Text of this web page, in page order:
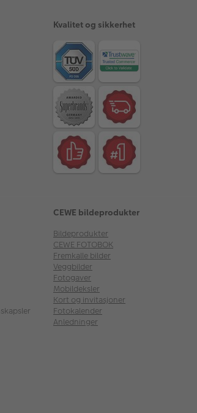
Kvalitet og sikkerhet
CEWE bildeprodukter
Bildeprodukter
CEWE FOTOBOK
Fremkalle bilder
Veggbilder
Fotogaver
Mobildeksler
Kort og invitasjoner
Fotokalender
Anledninger